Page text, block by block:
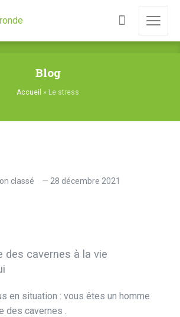
Blog
Accueil » Le stress
classé 28 décembre 2021
des cavernes à la vie
en situation : vous êtes un homme
des cavernes .